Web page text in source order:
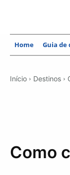
Home Guia de
Início Destinos
Como